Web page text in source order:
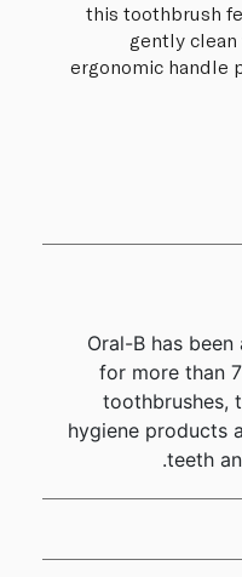
this toothbrush
gently
ergonomic handle
Oral-B has
for more than
toothbrushes,
hygiene products
teeth